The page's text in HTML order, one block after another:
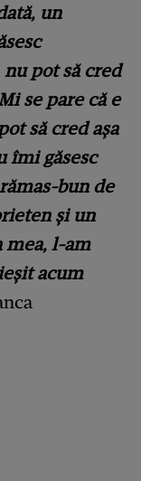
un
pot să cred
se pare că e
să cred așa
îmi găsesc
bun de
și un
mea, l-am
acum